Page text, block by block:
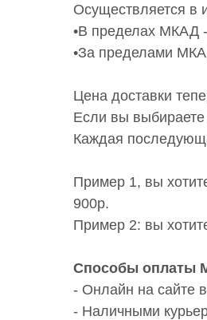
Осуществляется в
•В пределах МКАД
•За пределами
Цена доставки
Если вы выбираете
Каждая
Пример 1, вы
900р.
Пример 2: вы
Способы оплаты
- Онлайн на сайте
- Наличными